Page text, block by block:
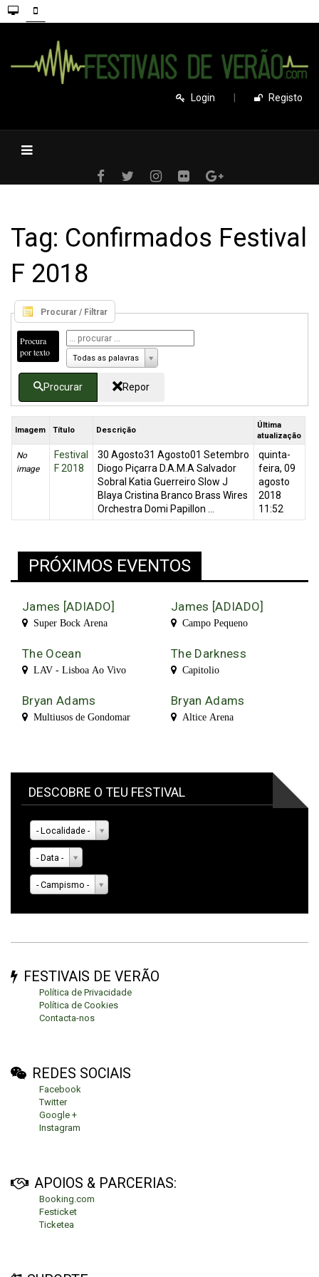
Login Registo
Tag: Confirmados Festival
F 2018
Procurar / Filtrar
Procura
por texto
Todas as palavras
Procurar Repor
Imagem Título Descrição
Última
atualização
No
image
Festival
F 2018
30 Agosto31 Agosto01 Setembro
Diogo Piçarra D.A.M.A Salvador
Sobral Katia Guerreiro Slow J
Blaya Cristina Branco Brass Wires
Orchestra Domi Papillon ...
quinta-
feira, 09
agosto
2018
11:52
PRÓXIMOS EVENTOS
James [ADIADO]
Super Bock Arena
James [ADIADO]
Campo Pequeno
The Ocean
LAV - Lisboa Ao Vivo
The Darkness
Capitolio
Bryan Adams
Multiusos de Gondomar
Bryan Adams
Altice Arena
DESCOBRE O TEU FESTIVAL
- Localidade -
- Data -
- Campismo -
FESTIVAIS DE VERÃO
Política de Privacidade
Política de Cookies
Contacta-nos
REDES SOCIAIS
Facebook
Twitter
Google +
Instagram
APOIOS & PARCERIAS:
Booking.com
Festicket
Ticketea